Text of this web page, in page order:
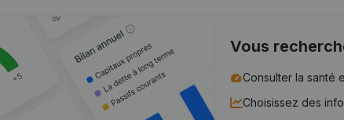
Vous
Consulter la santé
Choisissez des